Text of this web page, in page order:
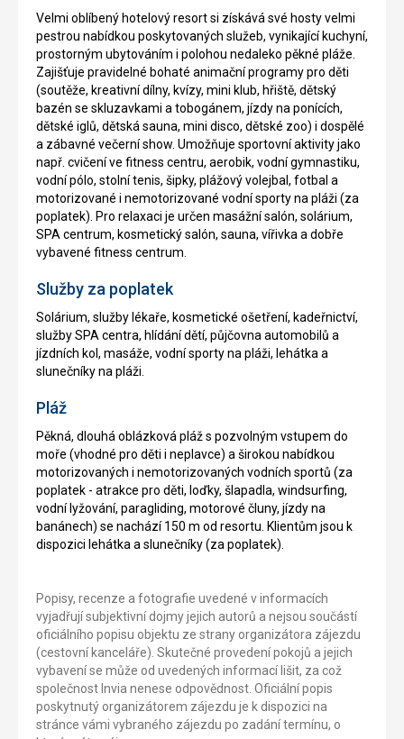
Velmi oblíbený hotelový resort si získává své hosty velmi
pestrou nabídkou poskytovaných služeb, vynikající kuchyní,
prostorným ubytováním i polohou nedaleko pěkné pláže.
Zajišťuje pravidelné bohaté animační programy pro děti
(soutěže, kreativní dílny, kvízy, mini klub, hřiště, dětský
bazén se skluzavkami a tobogánem, jízdy na ponících,
dětské iglů, dětská sauna, mini disco, dětské zoo) i dospělé
a zábavné večerní show. Umožňuje sportovní aktivity jako
např. cvičení ve fitness centru, aerobik, vodní gymnastiku,
vodní pólo, stolní tenis, šipky, plážový volejbal, fotbal a
motorizované i nemotorizované vodní sporty na pláži (za
poplatek). Pro relaxaci je určen masážní salón, solárium,
SPA centrum, kosmetický salón, sauna, vířivka a dobře
vybavené fitness centrum.
Služby za poplatek
Solárium, služby lékaře, kosmetické ošetření, kadeřnictví,
služby SPA centra, hlídání dětí, půjčovna automobilů a
jízdních kol, masáže, vodní sporty na pláži, lehátka a
slunečníky na pláži.
Pláž
Pěkná, dlouhá oblázková pláž s pozvolným vstupem do
moře (vhodné pro děti i neplavce) a širokou nabídkou
motorizovaných i nemotorizovaných vodních sportů (za
poplatek - atrakce pro děti, loďky, šlapadla, windsurfing,
vodní lyžování, paragliding, motorové čluny, jízdy na
banánech) se nachází 150 m od resortu. Klientům jsou k
dispozici lehátka a slunečníky (za poplatek).
Popisy, recenze a fotografie uvedené v informacích
vyjadřují subjektivní dojmy jejich autorů a nejsou součástí
oficiálního popisu objektu ze strany organizátora zájezdu
(cestovní kanceláře). Skutečné provedení pokojů a jejich
vybavení se může od uvedených informací lišit, za což
společnost Invia nenese odpovědnost. Oficiální popis
poskytnutý organizátorem zájezdu je k dispozici na
stránce vámi vybraného zájezdu po zadání termínu, o